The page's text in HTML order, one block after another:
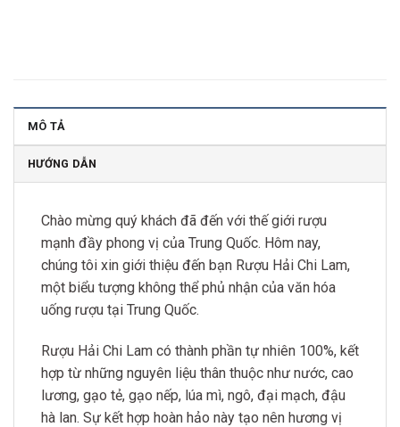
MÔ TẢ
HƯỚNG DẪN
Chào mừng quý khách đã đến với thế giới rượu
mạnh đầy phong vị của Trung Quốc. Hôm nay,
chúng tôi xin giới thiệu đến bạn Rượu Hải Chi Lam,
một biểu tượng không thể phủ nhận của văn hóa
uống rượu tại Trung Quốc.
Rượu Hải Chi Lam có thành phần tự nhiên 100%, kết
hợp từ những nguyên liệu thân thuộc như nước, cao
lương, gạo tẻ, gạo nếp, lúa mì, ngô, đại mạch, đậu
hà lan. Sự kết hợp hoàn hảo này tạo nên hương vị